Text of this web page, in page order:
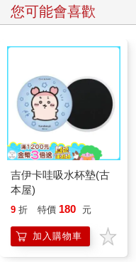
您可能會喜歡
吉伊卡哇吸水杯墊(古
本屋)
9 折 特價 180 元
加入購物車